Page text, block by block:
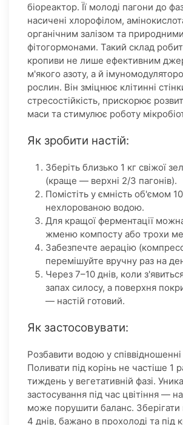
біореактор. Її молоді пагони до
насичені хлорофілом,
органічним залізом та природними
фітогормонами. Такий склад
кропиви не лише ефективним
м'якого азоту, а й
рослин. Він зміцнює клітинні
стресостійкість, прискорює
маси та стимулює роботу
Як зробити настій:
Зберіть близько 1 кг свіжої
(краще — верхні 2/3 пагонів).
Помістіть у ємність об'ємом
нехлорованою водою.
Для кращої ферментації
жменю компосту або трохи
Забезпечте аерацію
перемішуйте вручну раз на
Через 7–10 днів, коли
запах силосу, а поверхня
— настій готовий.
Як застосовувати:
Розбавити водою у співвідношенні
Поливати під корінь не частіше 1
тиждень у вегетативній фазі.
застосування під час цвітіння —
може порушити баланс. Зберігати
4 днів, бажано в прохолоді та під